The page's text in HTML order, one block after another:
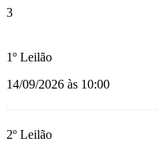
3
1º Leilão
14/09/2026 às 10:00
2º Leilão